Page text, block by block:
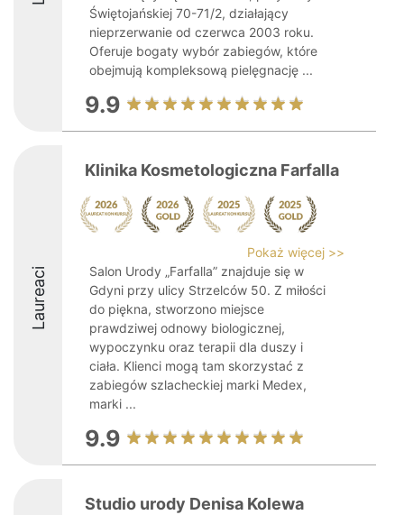
Świętojańskiej 70-71/2, działający
nieprzerwanie od czerwca 2003 roku.
Oferuje bogaty wybór zabiegów, które
obejmują kompleksową pielęgnację ...
9.9
Laureaci
Klinika Kosmetologiczna Farfalla
Pokaż więcej >>
Salon Urody „Farfalla” znajduje się w
Gdyni przy ulicy Strzelców 50. Z miłości
do piękna, stworzono miejsce
prawdziwej odnowy biologicznej,
wypoczynku oraz terapii dla duszy i
ciała. Klienci mogą tam skorzystać z
zabiegów szlacheckiej marki Medex,
marki ...
9.9
Studio urody Denisa Kolewa